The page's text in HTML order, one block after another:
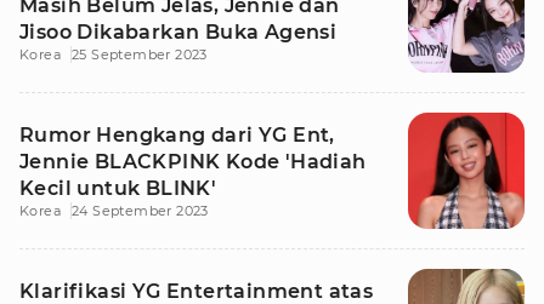
Masih Belum Jelas, Jennie dan
Jisoo Dikabarkan Buka Agensi
Korea 25 September 2023
Rumor Hengkang dari YG Ent,
Jennie BLACKPINK Kode 'Hadiah
Kecil untuk BLINK'
Korea 24 September 2023
Klarifikasi YG Entertainment atas